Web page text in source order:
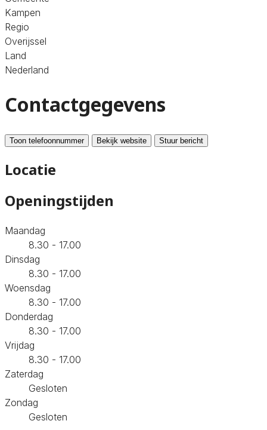
Kampen
Regio
Overijssel
Land
Nederland
Contactgegevens
Toon telefoonnummer Bekijk website Stuur bericht
Locatie
Openingstijden
Maandag
8.30 - 17.00
Dinsdag
8.30 - 17.00
Woensdag
8.30 - 17.00
Donderdag
8.30 - 17.00
Vrijdag
8.30 - 17.00
Zaterdag
Gesloten
Zondag
Gesloten